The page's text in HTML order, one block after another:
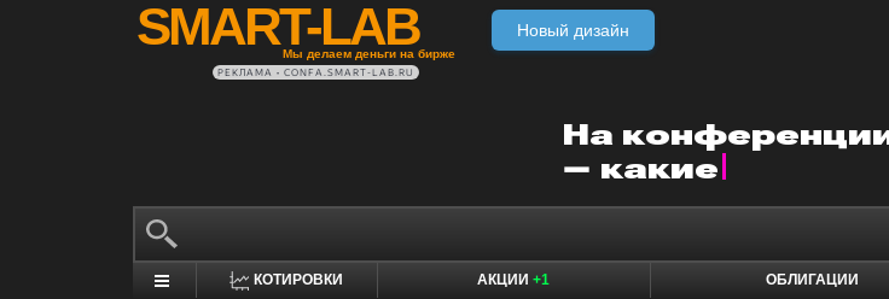
SMART-LAB
Мы делаем деньги на бирже
Новый дизайн
РЕКЛАМА • CONFA.SMART-LAB.RU
КОТИРОВКИ АКЦИИ +1 ОБЛИГАЦИИ